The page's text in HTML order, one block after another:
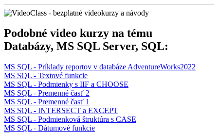
Podobné video kurzy na tému
Databázy, MS SQL Server, SQL:
MS SQL - Príklady reportov v databáze AdventureWorks2022
MS SQL - Textové funkcie
MS SQL - Podmienky s IIF a CHOOSE
MS SQL - Premenné časť 2
MS SQL - Premenné časť 1
MS SQL - INTERSECT a EXCEPT
MS SQL - Podmienková štruktúra s CASE
MS SQL - Dátumové funkcie